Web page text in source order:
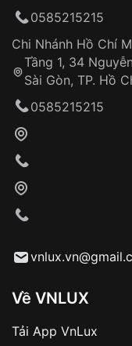
0585215215
Chi Nhánh Hồ Chí
Tầng 1, 34
Sài Gòn, TP. Hồ
0585215215
Về VNLUX
Tải App VnLux